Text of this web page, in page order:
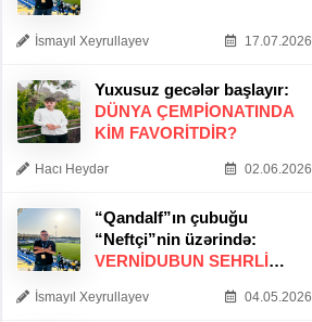
İsmayıl Xeyrullayev 17.07.2026
Yuxusuz gecələr başlayır:
DÜNYA ÇEMPIONATINDA
KIM FAVORITDIR?
Hacı Heydər 02.06.2026
“Qandalf”ın çubuğu
“Neftçi”nin üzərində:
VERNİDUBUN SEHRLİ
İsmayıl Xeyrullayev 04.05.2026